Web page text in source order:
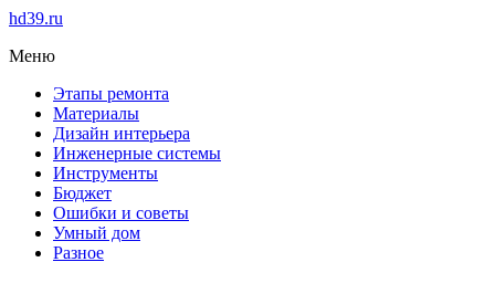
hd39.ru
Меню
Этапы ремонта
Материалы
Дизайн интерьера
Инженерные системы
Инструменты
Бюджет
Ошибки и советы
Умный дом
Разное